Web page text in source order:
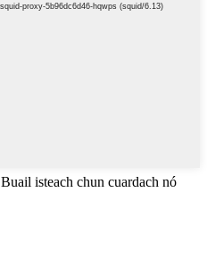
Buail isteach chun cuardach nó